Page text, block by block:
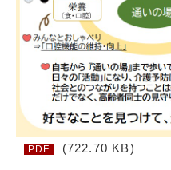
PDF (722.70 KB)